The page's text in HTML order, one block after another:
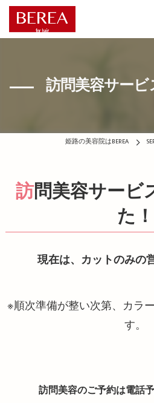
訪問美容サー
姫路の美容院はBEREA
訪問美容サービスを始めまし
た！
現在は、カットのみの
※順次準備が整い次第、カラ
す。
訪問美容のご予約は電話